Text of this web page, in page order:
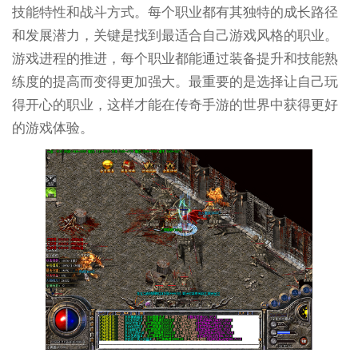
技能特性和战斗方式。每个职业都有其独特的成长路径
和发展潜力，关键是找到最适合自己游戏风格的职业。
游戏进程的推进，每个职业都能通过装备提升和技能熟
练度的提高而变得更加强大。最重要的是选择让自己玩
得开心的职业，这样才能在传奇手游的世界中获得更好
的游戏体验。